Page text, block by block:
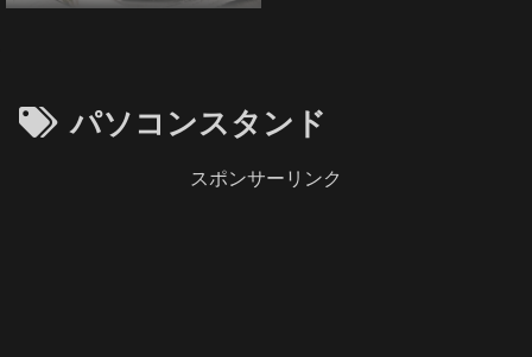
パソコンスタンド
スポンサーリンク